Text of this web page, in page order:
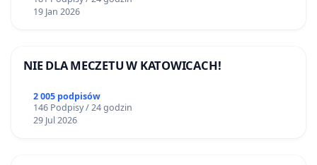
19 Jan 2026
NIE DLA MECZETU W KATOWICACH!
2 005 podpisów
146 Podpisy / 24 godzin
29 Jul 2026